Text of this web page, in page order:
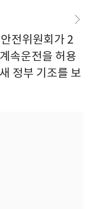
전위원회가 2
속운전을 허용
정부 기조를 보